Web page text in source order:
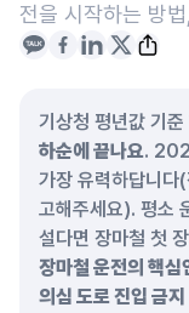
전을 시작하는 방
기상청 평년값 기
하순에 끝나요.
가장 유력하답니다
고해주세요). 평소
설다면 장마철 첫
장마철 운전의 핵
의심 도로 진입 금지